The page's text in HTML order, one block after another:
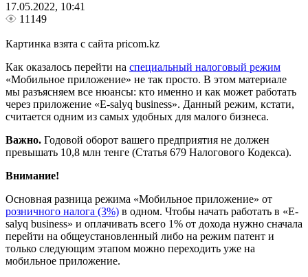
17.05.2022, 10:41
11149
Картинка взята с сайта pricom.kz
Как оказалось перейти на специальный налоговый режим
«Мобильное приложение» не так просто. В этом материале
мы разъясняем все нюансы: кто именно и как может работать
через приложение «E-salyq business». Данный режим, кстати,
считается одним из самых удобных для малого бизнеса.
Важно. Годовой оборот вашего предприятия не должен
превышать 10,8 млн тенге (Статья 679 Налогового Кодекса).
Внимание!
Основная разница режима «Мобильное приложение» от
розничного налога (3%) в одном. Чтобы начать работать в «E-
salyq business» и оплачивать всего 1% от дохода нужно сначала
перейти на общеустановленный либо на режим патент и
только следующим этапом можно переходить уже на
мобильное приложение.